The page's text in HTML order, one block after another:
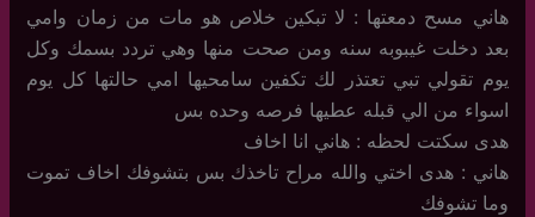
هاني مسح دمعتها : لا تبكين خلاص هو مات من زمان وامي
بعد دخلت غيبوبه سنه ومن صحت منها وهي تردد بسمك وكل
يوم تقولي تبي تعتذر لك تكفين سامحيها امي حالتها كل يوم
اسواء من الي قبله عطيها فرصه وحده بس
هدى سكتت لحظه : هاني انا اخاف
هاني : هدى اختي والله مراح تاخذك بس بتشوفك اخاف تموت
وما تشوفك